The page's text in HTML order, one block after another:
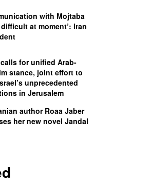
with Mojtaba
difficult at moment’: Iran
for unified Arab-
stance, joint effort to
unprecedented
in Jerusalem
author Roaa Jaber
her new novel Jandal